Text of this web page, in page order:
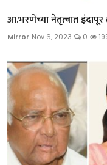
आ.भरणेंच्या नेतृत्वात इंदापूर
Mirror Nov 6, 2023 0